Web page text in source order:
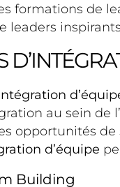
formations de
leaders
au sein de
opportunités
d’équipe
Building